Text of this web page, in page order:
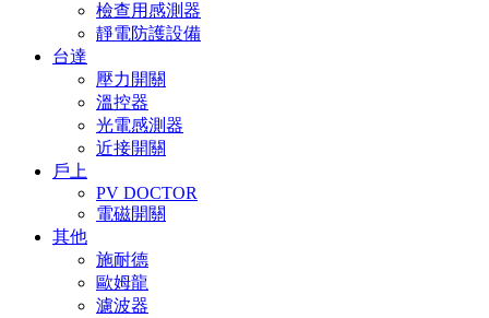
檢查用感測器
靜電防護設備
台達
壓力開關
溫控器
光電感測器
近接開關
戶上
PV DOCTOR
電磁開關
其他
施耐德
歐姆龍
濾波器